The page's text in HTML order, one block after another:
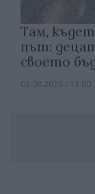
Там,
път:
своето
02.08.2026 / 13:00